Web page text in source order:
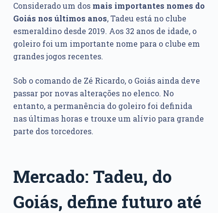
Considerado um dos mais importantes nomes do
Goiás nos últimos anos, Tadeu está no clube
esmeraldino desde 2019. Aos 32 anos de idade, o
goleiro foi um importante nome para o clube em
grandes jogos recentes.
Sob o comando de Zé Ricardo, o Goiás ainda deve
passar por novas alterações no elenco. No
entanto, a permanência do goleiro foi definida
nas últimas horas e trouxe um alívio para grande
parte dos torcedores.
Mercado: Tadeu, do
Goiás, define futuro até